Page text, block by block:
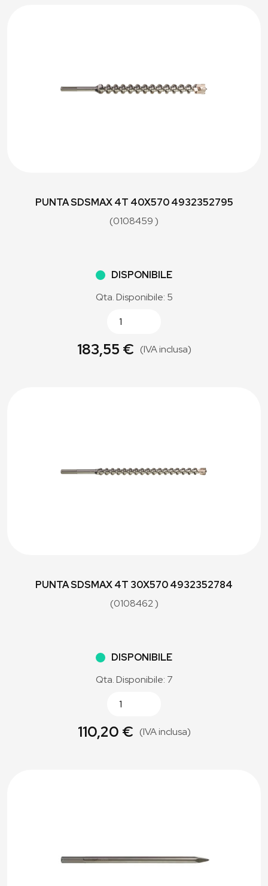
PUNTA SDSMAX 4T 40X570 4932352795
(0108459 )
DISPONIBILE
Qta. Disponibile: 5
183,55 € (IVA inclusa)
PUNTA SDSMAX 4T 30X570 4932352784
(0108462 )
DISPONIBILE
Qta. Disponibile: 7
110,20 € (IVA inclusa)